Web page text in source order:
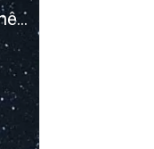
SHOTS Cocktails à faire soi-même